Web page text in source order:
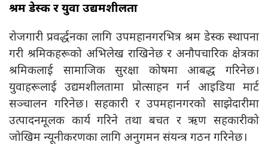
श्रम डेस्क र युवा उद्यमशीलता
रोजगारी प्रवर्द्धनका लागि उपमहानगरभित्र श्रम डेस्क स्थापना
गरी श्रमिकहरूको अभिलेख राखिनेछ र अनौपचारिक क्षेत्रका
श्रमिकलाई सामाजिक सुरक्षा कोषमा आबद्ध गरिनेछ।
युवाहरूलाई उद्यमशीलतामा प्रोत्साहन गर्न आइडिया मार्ट
सञ्चालन गरिनेछ। सहकारी र उपमहानगरको साझेदारीमा
उत्पादनमूलक कार्य गरिने तथा बचत र ऋण सहकारीको
जोखिम न्यूनीकरणका लागि अनुगमन संयन्त्र गठन गरिनेछ।